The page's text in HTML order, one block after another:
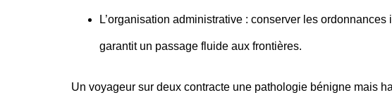
L’organisation administrative: conserver les ordonnances
garantit un passage fluide aux frontières.
Un voyageur sur deux contracte une pathologie bénigne mais